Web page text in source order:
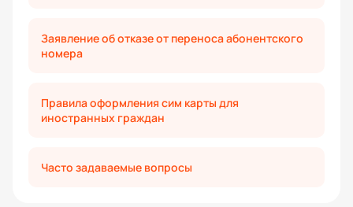
Заявление об отказе от переноса абонентского
номера
Правила оформления сим карты для
иностранных граждан
Часто задаваемые вопросы